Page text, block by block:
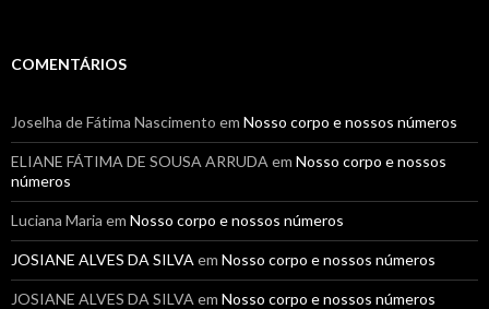
COMENTÁRIOS
Joselha de Fátima Nascimento em Nosso corpo e nossos números
ELIANE FÁTIMA DE SOUSA ARRUDA em Nosso corpo e nossos
números
Luciana Maria em Nosso corpo e nossos números
JOSIANE ALVES DA SILVA em Nosso corpo e nossos números
JOSIANE ALVES DA SILVA em Nosso corpo e nossos números